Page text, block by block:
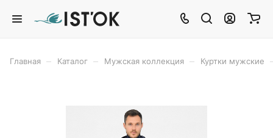
Главная Каталог Мужская коллекция Куртки мужские